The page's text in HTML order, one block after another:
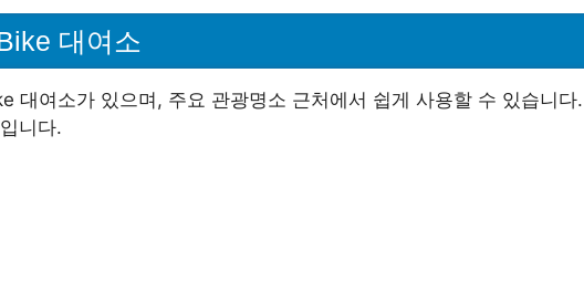
대여소
대여소가 있으며, 주요 관광명소 근처에서 쉽게 사용할 수 있습니다.
니다.